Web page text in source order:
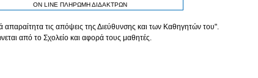
ON LINE ΠΛΗΡΩΜΗ ΔΙΔΑΚΤΡΩΝ
απαραίτητα τις απόψεις της Διεύθυνσης και των Καθηγητών του".
από το Σχολείο και αφορά τους μαθητές.